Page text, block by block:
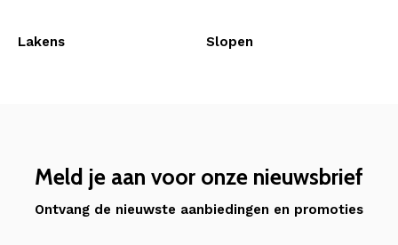
Lakens Slopen
Meld je aan voor onze nieuwsbrief
Ontvang de nieuwste aanbiedingen en promoties